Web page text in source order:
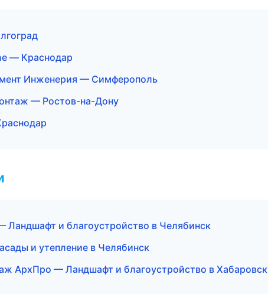
— Краснодар
Инженерия — Симферополь
— Ростов-на-Дону
Ландшафт и благоустройство в Челябинск
и утепление в Челябинск
АрхПро — Ландшафт и благоустройство в Хабаровск